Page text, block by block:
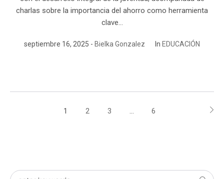
charlas sobre la importancia del ahorro como herramienta
clave...
septiembre 16, 2025 Bielka Gonzalez In EDUCACIÓN
1 2 3 … 6